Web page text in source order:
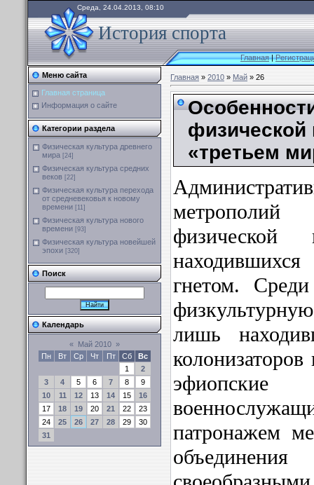
Среда, 24.04.2013, 08:10
История спорта
Главная|
Меню сайта
Главная страница
Информация о сайте
Категории раздела
Физическая культура древнего
мира [24]
Физическая культура средних
веков [22]
Физическая культура перехода
от средневековья к новому
времени [11]
Физическая культура нового
времени [93]
Физическая культура новейшей
эпохи [320]
Поиск
Календарь
« Май 2010 »
Пн
Вт Ср Чт Пт Сб
Вс
1
2
3
4 5 6 7 8
9
10
11 12 13 14 15
16
17
18 19 20 21 22
23
24
25 26 27 28 29
30
31
Главная»2010»Май» 26
физической
«третьем
физической
гнетом. Среди
лишь
патронажем